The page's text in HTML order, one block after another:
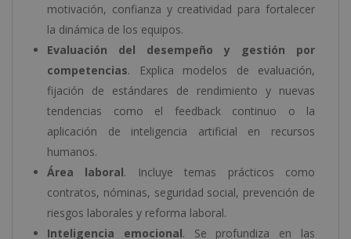
motivación, confianza y creatividad para fortalecer
la dinámica de los equipos.
Evaluación del desempeño y gestión por
competencias. Explica modelos de evaluación,
fijación de estándares de rendimiento y nuevas
tendencias como el feedback continuo o la
aplicación de inteligencia artificial en recursos
humanos.
Área laboral. Incluye temas prácticos como
contratos, nóminas, seguridad social, prevención de
riesgos laborales y reforma laboral.
Inteligencia emocional. Se profundiza en las